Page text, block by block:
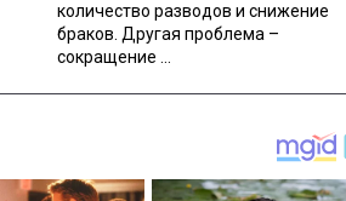
количество разводов и снижение
браков. Другая проблема –
сокращение ...